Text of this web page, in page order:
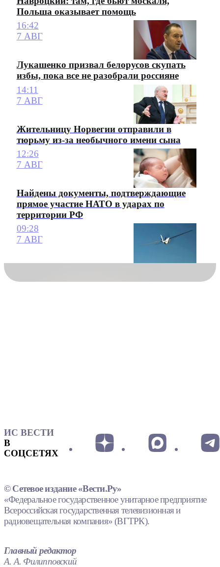
Польша оказывает помощь
16:42
7 АВГ
Лукашенко призвал белорусов скупать
избы, пока все не разобрали россияне
14:11
7 АВГ
Жительницу Норвегии отправили в
тюрьму из-за необычного имени сына
12:26
7 АВГ
Найдены документы, подтверждающие
прямое участие НАТО в ударах по
территории РФ
09:28
7 АВГ
ИС ВЕСТИ
В
СОЦСЕТЯХ
© Сетевое издание «Вести.Ру»
«Федеральное государственное унитарное предприятие
Всероссийская государственная телевизионная и
радиовещательная компания» (ВГТРК).
Главный редактор
А. А. Филипповский